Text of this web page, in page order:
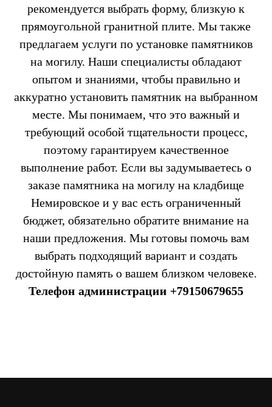
рекомендуется выбрать форму, близкую к
прямоугольной гранитной плите. Мы также
предлагаем услуги по установке памятников
на могилу. Наши специалисты обладают
опытом и знаниями, чтобы правильно и
аккуратно установить памятник на выбранном
месте. Мы понимаем, что это важный и
требующий особой тщательности процесс,
поэтому гарантируем качественное
выполнение работ. Если вы задумываетесь о
заказе памятника на могилу на кладбище
Немировское и у вас есть ограниченный
бюджет, обязательно обратите внимание на
наши предложения. Мы готовы помочь вам
выбрать подходящий вариант и создать
достойную память о вашем близком человеке.
Телефон администрации +79150679655